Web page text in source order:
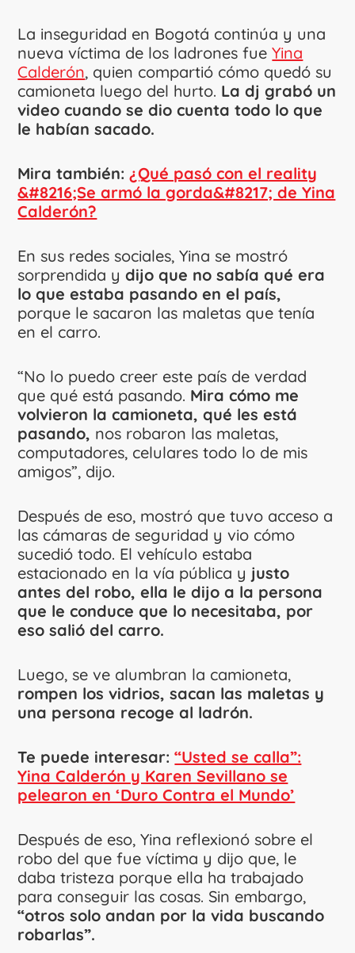
La inseguridad en Bogotá continúa y una
nueva víctima de los ladrones fueYina
Calderón, quien compartió cómo quedó su
camioneta luego del hurto. La dj grabó un
video cuando se dio cuenta todo lo que
le habían sacado.
Mira también:¿Qué pasó con el reality
&#8216;Se armó la gorda&#8217; de Yina
Calderón?
En sus redes sociales, Yina se mostró
sorprendida y dijo que no sabía qué era
lo que estaba pasando en el país,
porque le sacaron las maletas que tenía
en el carro.
“No lo puedo creer este país de verdad
que qué está pasando. Mira cómo me
volvieron la camioneta, qué les está
pasando, nos robaron las maletas,
computadores, celulares todo lo de mis
amigos”, dijo.
Después de eso, mostró que tuvo acceso a
las cámaras de seguridad y vio cómo
sucedió todo. El vehículo estaba
estacionado en la vía pública y justo
antes del robo, ella le dijo a la persona
que le conduce que lo necesitaba, por
eso salió del carro.
Luego, se ve alumbran la camioneta,
rompen los vidrios, sacan las maletas y
una persona recoge al ladrón.
Te puede interesar:“Usted se calla”:
Yina Calderón y Karen Sevillano se
pelearon en ‘Duro Contra el Mundo’
Después de eso, Yina reflexionó sobre el
robo del que fue víctima y dijo que, le
daba tristeza porque ella ha trabajado
para conseguir las cosas. Sin embargo,
“otros solo andan por la vida buscando
robarlas”.